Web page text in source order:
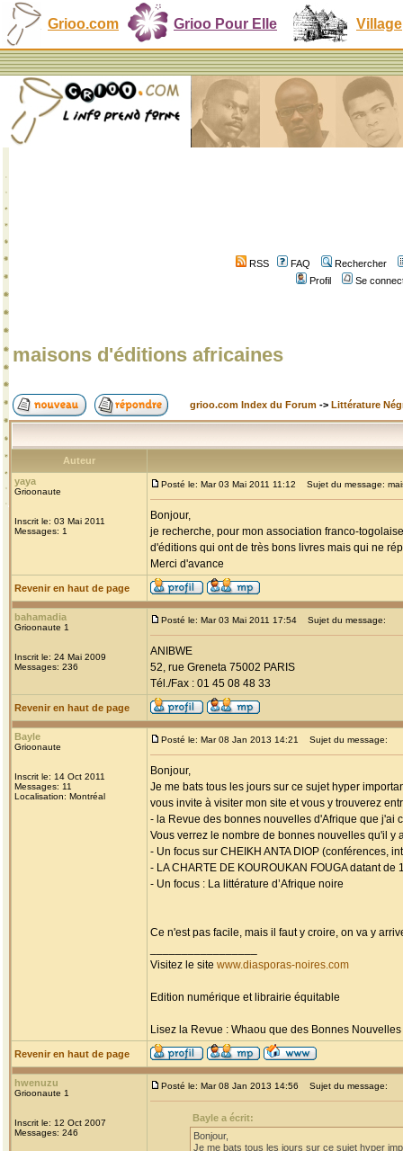
Grioo.com Grioo Pour Elle Village
RSS FAQ
Rechercher
Profil
Se
maisons d'éditions africaines
grioo.com Index du Forum -> Littérature
Auteur
yaya
Grioonaute
Inscrit le: 03 Mai 2011
Messages: 1
Posté le: Mar 03 Mai 2011 11:12 Sujet du message:
Bonjour,
je recherche, pour mon association franco-
d'éditions qui ont de très bons livres mais qui ne
Merci d'avance
Revenir en haut de page
bahamadia
Grioonaute 1
Inscrit le: 24 Mai 2009
Messages: 236
Posté le: Mar 03 Mai 2011 17:54 Sujet du message:
ANIBWE
52, rue Greneta 75002 PARIS
Tél./Fax : 01 45 08 48 33
Revenir en haut de page
Bayle
Grioonaute
Inscrit le: 14 Oct 2011
Messages: 11
Localisation: Montréal
Posté le: Mar 08 Jan 2013 14:21 Sujet du message:
Bonjour,
Je me bats tous les jours sur ce sujet hyper
vous invite à visiter mon site et vous y trouverez
- la Revue des bonnes nouvelles d'Afrique que j'ai
Vous verrez le nombre de bonnes nouvelles qu'il y
- Un focus sur CHEIKH ANTA DIOP (conférences,
- LA CHARTE DE KOUROUKAN FOUGA datant de
- Un focus : La littérature d’Afrique noire
Ce n'est pas facile, mais il faut y croire, on va y
Visitez le site www.diasporas-noires.com
Edition numérique et librairie équitable
Lisez la Revue : Whaou que des Bonnes
Revenir en haut de page
hwenuzu
Grioonaute 1
Inscrit le: 12 Oct 2007
Messages: 246
Posté le: Mar 08 Jan 2013 14:56 Sujet du message:
Bayle a écrit:
Bonjour,
Je me bats tous les jours sur ce sujet hyper